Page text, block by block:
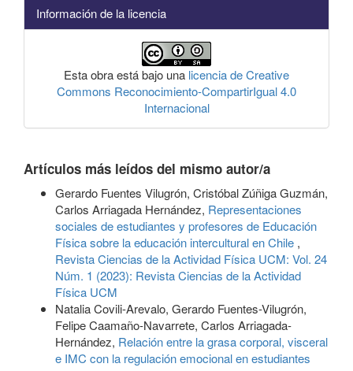
Información de la licencia
Esta obra está bajo una licencia de Creative
Commons Reconocimiento-CompartirIgual 4.0
Internacional
Artículos más leídos del mismo autor/a
Gerardo Fuentes Vilugrón, Cristóbal Zúñiga Guzmán,
Carlos Arriagada Hernández, Representaciones
sociales de estudiantes y profesores de Educación
Física sobre la educación intercultural en Chile ,
Revista Ciencias de la Actividad Física UCM: Vol. 24
Núm. 1 (2023): Revista Ciencias de la Actividad
Física UCM
Natalia Covili-Arevalo, Gerardo Fuentes-Vilugrón,
Felipe Caamaño-Navarrete, Carlos Arriagada-
Hernández, Relación entre la grasa corporal, visceral
e IMC con la regulación emocional en estudiantes